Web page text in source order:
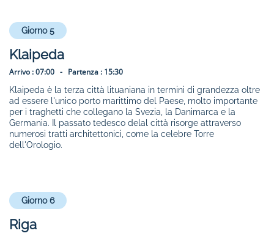
Giorno 5
Klaipeda
Arrivo :07:00 - Partenza : 15:30
Klaipeda è la terza città lituaniana in termini di grandezza oltre
ad essere l'unico porto marittimo del Paese, molto importante
per i traghetti che collegano la Svezia, la Danimarca e la
Germania. Il passato tedesco delal città risorge attraverso
numerosi tratti architettonici, come la celebre Torre
dell'Orologio.
Giorno 6
Riga